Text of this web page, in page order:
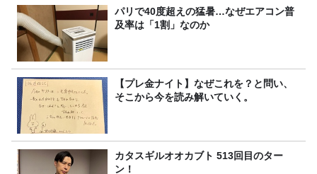
パリで40度超えの猛暑…なぜエアコン普
及率は「1割」なのか
【プレ金ナイト】なぜこれを？と問い、
そこから今を読み解いていく。
カタスギルオオカブト 513回目のター
ン！